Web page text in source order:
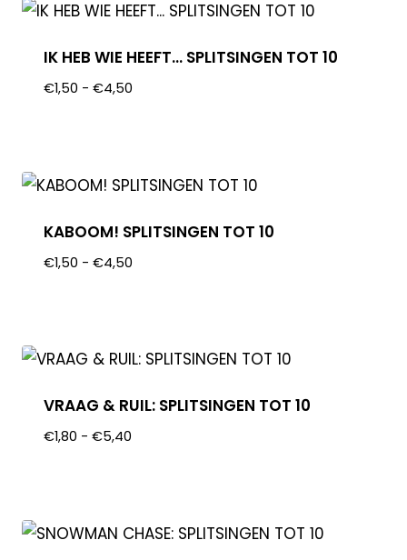
IK HEB WIE HEEFT… SPLITSINGEN TOT 10
€1,50 - €4,50
KABOOM! SPLITSINGEN TOT 10
€1,50 - €4,50
VRAAG & RUIL: SPLITSINGEN TOT 10
€1,80 - €5,40